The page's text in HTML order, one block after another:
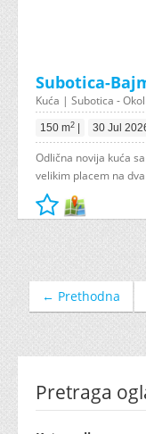
Subotica-
Kuća | Subotica -
150 m2 30 Jul
Odlična novija kuća
velikim placem na
← Prethodna
Pretraga